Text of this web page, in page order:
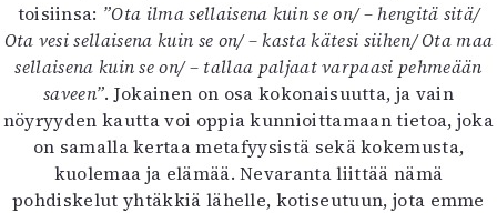
toisiinsa: ”Ota ilma sellaisena kuin se on/ – hengitä sitä/
Ota vesi sellaisena kuin se on/ – kasta kätesi siihen/ Ota maa
sellaisena kuin se on/ – tallaa paljaat varpaasi pehmeään
saveen”. Jokainen on osa kokonaisuutta, ja vain
nöyryyden kautta voi oppia kunnioittamaan tietoa, joka
on samalla kertaa metafyysistä sekä kokemusta,
kuolemaa ja elämää. Nevaranta liittää nämä
pohdiskelut yhtäkkiä lähelle, kotiseutuun, jota emme